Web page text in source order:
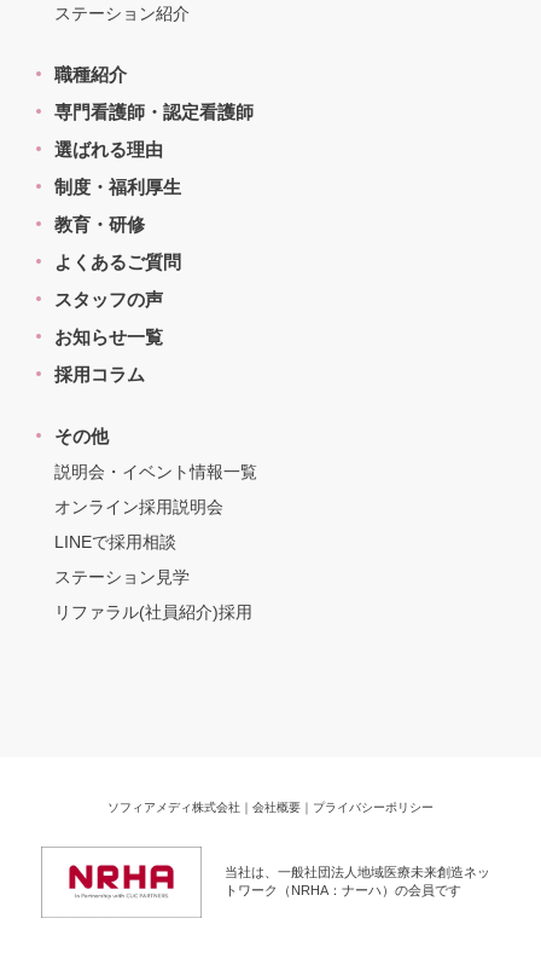
ステーション紹介
職種紹介
専門看護師・認定看護師
選ばれる理由
制度・福利厚生
教育・研修
よくあるご質問
スタッフの声
お知らせ一覧
採用コラム
その他
説明会・イベント情報一覧
オンライン採用説明会
LINEで採用相談
ステーション見学
リファラル(社員紹介)採用
ソフィアメディ株式会社 ｜ 会社概要 ｜ プライバシーポリシー
当社は、一般社団法人地域医療未来創造ネッ
トワーク（NRHA：ナーハ）の会員です